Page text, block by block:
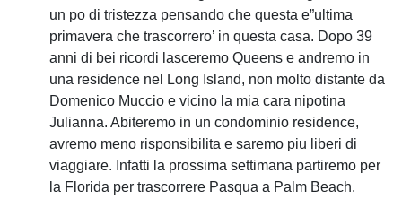
un po di tristezza pensando che questa e”ultima
primavera che trascorrero’ in questa casa. Dopo 39
anni di bei ricordi lasceremo Queens e andremo in
una residence nel Long Island, non molto distante da
Domenico Muccio e vicino la mia cara nipotina
Julianna. Abiteremo in un condominio residence,
avremo meno risponsibilita e saremo piu liberi di
viaggiare. Infatti la prossima settimana partiremo per
la Florida per trascorrere Pasqua a Palm Beach.